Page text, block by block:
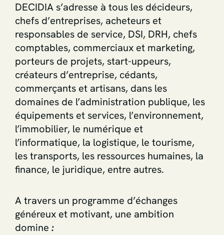
DECIDIA s’adresse à tous les décideurs,
chefs d’entreprises, acheteurs et
responsables de service, DSI, DRH, chefs
comptables, commerciaux et marketing,
porteurs de projets, start-uppeurs,
créateurs d’entreprise, cédants,
commerçants et artisans, dans les
domaines de l’administration publique, les
équipements et services, l’environnement,
l’immobilier, le numérique et
l’informatique, la logistique, le tourisme,
les transports, les ressources humaines, la
finance, le juridique, entre autres.
A travers un programme d’échanges
généreux et motivant, une ambition
domine :